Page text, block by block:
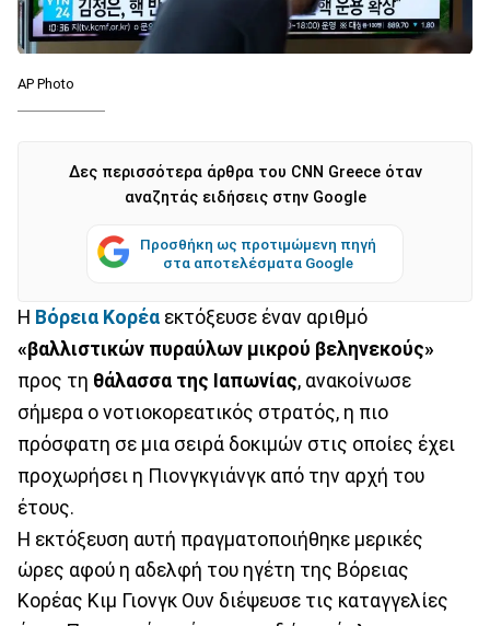
AP Photo
Δες περισσότερα άρθρα του CNN Greece όταν
αναζητάς ειδήσεις στην Google
Προσθήκη ως προτιμώμενη πηγή
στα αποτελέσματα Google
Η Βόρεια Κορέα εκτόξευσε έναν αριθμό
«βαλλιστικών πυραύλων μικρού βεληνεκούς»
προς τη θάλασσα της Ιαπωνίας, ανακοίνωσε
σήμερα ο νοτιοκορεατικός στρατός, η πιο
πρόσφατη σε μια σειρά δοκιμών στις οποίες έχει
προχωρήσει η Πιονγκγιάνγκ από την αρχή του
έτους.
Η εκτόξευση αυτή πραγματοποιήθηκε μερικές
ώρες αφού η αδελφή του ηγέτη της Βόρειας
Κορέας Κιμ Γιονγκ Ουν διέψευσε τις καταγγελίες